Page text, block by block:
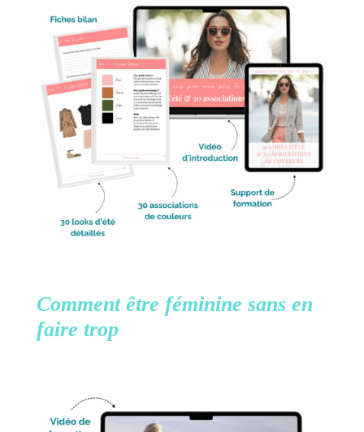
Comment être féminine sans en
faire trop